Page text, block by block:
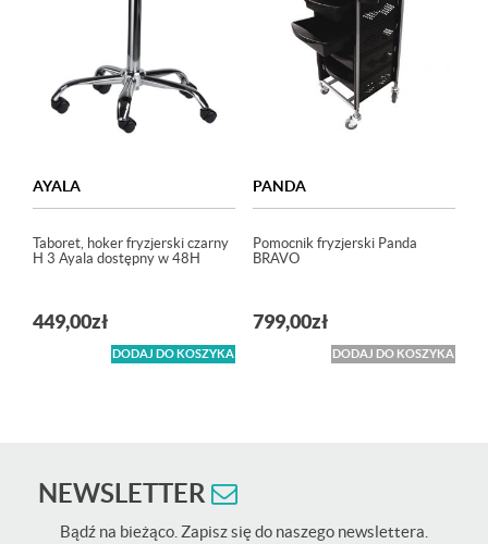
AYALA
Taboret, hoker fryzjerski czarny
H 3 Ayala dostępny w 48H
449,00zł
DODAJ DO KOSZYKA
PANDA
Pomocnik fryzjerski Panda
BRAVO
799,00zł
DODAJ DO KOSZYKA
NEWSLETTER
Bądź na bieżąco. Zapisz się do naszego newslettera.